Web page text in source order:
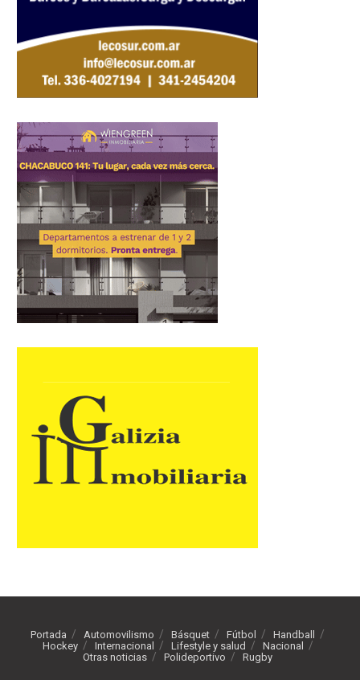
Portada Automovilismo Básquet Fútbol
Handball
Hockey
Internacional Lifestyle y salud
Nacional
Otras noticias
Polideportivo Rugby